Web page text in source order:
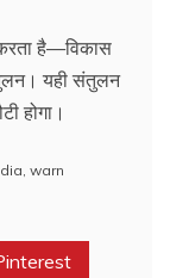
है—विकास
यही संतुलन
होगा।
warn